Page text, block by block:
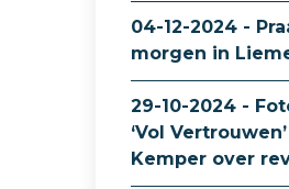
04-12-2024 -
morgen in
29-10-2024 -
‘Vol
Kemper over